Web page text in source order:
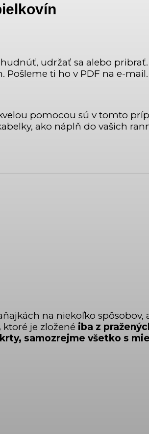
udržať sa alebo
ti ho v PDF na e-mail.
pomocou sú v tomto
ako náplň do vašich
na niekoľko
ktoré je zložené iba z
samozrejme všetko s